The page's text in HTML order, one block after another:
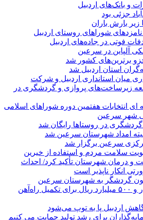
و بانک‌های اردبیل
جزئی بود
زیر بارش باران
آلپاین در سرعین
برترین‌های کشور شد
استان اردبیل شد
میان استانداری اردبیل و شرکت
زیرساخت‌های پروازی و گردشگری در
انتخابات هفتمین دوره شوراهای اسلامی
شهر سرعین
در روستاها رایگان شد
امداد شهرستان سرعین شد
سرعین برگزار شد
سلامت مردم و استفاده از خیرین
و درمان شهرستان تأکید کرد/ احداث
انکار ناپذیر است
گردشگر به شهرستان سرعین
استانداراردبیل: سه هزار و ۵۰۰ میلیارد ریال برای تکمیل راه‌آهن
اردبیل پا به توپ می‌شود
برای رشد تولید حمایت می کنیم